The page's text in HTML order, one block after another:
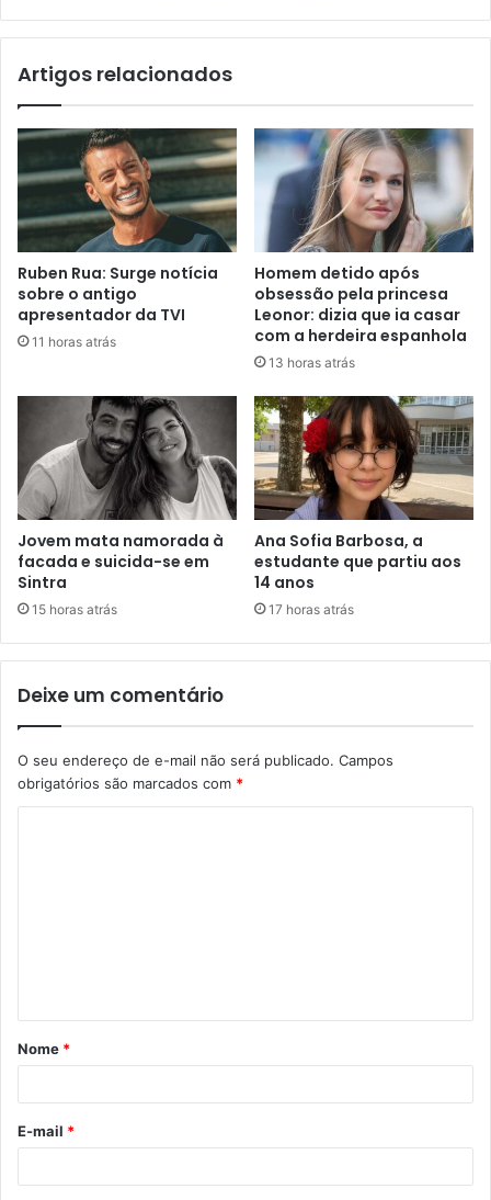
Artigos relacionados
Ruben Rua: Surge notícia
sobre o antigo
apresentador da TVI
11 horas atrás
Homem detido após
obsessão pela princesa
Leonor: dizia que ia casar
com a herdeira espanhola
13 horas atrás
Jovem mata namorada à
facada e suicida-se em
Sintra
15 horas atrás
Ana Sofia Barbosa, a
estudante que partiu aos
14 anos
17 horas atrás
Deixe um comentário
O seu endereço de e-mail não será publicado. Campos
obrigatórios são marcados com *
á
r
*
Nome *
E-mail *